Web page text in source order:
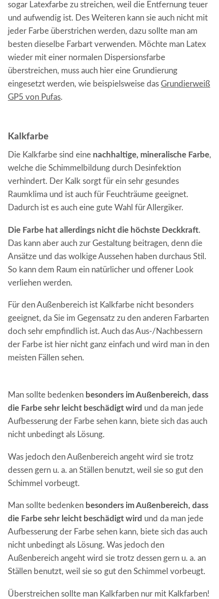
sogar Latexfarbe zu streichen, weil die Entfernung teuer
und aufwendig ist. Des Weiteren kann sie auch nicht mit
jeder Farbe überstrichen werden, dazu sollte man am
besten dieselbe Farbart verwenden. Möchte man Latex
wieder mit einer normalen Dispersionsfarbe
überstreichen, muss auch hier eine Grundierung
eingesetzt werden, wie beispielsweise das Grundierweiß
GP5 von Pufas.
Kalkfarbe
Die Kalkfarbe sind eine nachhaltige, mineralische Farbe,
welche die Schimmelbildung durch Desinfektion
verhindert. Der Kalk sorgt für ein sehr gesundes
Raumklima und ist auch für Feuchträume geeignet.
Dadurch ist es auch eine gute Wahl für Allergiker.
Die Farbe hat allerdings nicht die höchste Deckkraft.
Das kann aber auch zur Gestaltung beitragen, denn die
Ansätze und das wolkige Aussehen haben durchaus Stil.
So kann dem Raum ein natürlicher und offener Look
verliehen werden.
Für den Außenbereich ist Kalkfarbe nicht besonders
geeignet, da Sie im Gegensatz zu den anderen Farbarten
doch sehr empfindlich ist. Auch das Aus-/Nachbessern
der Farbe ist hier nicht ganz einfach und wird man in den
meisten Fällen sehen.
Man sollte bedenken besonders im Außenbereich, dass
die Farbe sehr leicht beschädigt wird und da man jede
Aufbesserung der Farbe sehen kann, biete sich das auch
nicht unbedingt als Lösung.
Was jedoch den Außenbereich angeht wird sie trotz
dessen gern u. a. an Ställen benutzt, weil sie so gut den
Schimmel vorbeugt.
Man sollte bedenken besonders im Außenbereich, dass
die Farbe sehr leicht beschädigt wird und da man jede
Aufbesserung der Farbe sehen kann, biete sich das auch
nicht unbedingt als Lösung. Was jedoch den
Außenbereich angeht wird sie trotz dessen gern u. a. an
Ställen benutzt, weil sie so gut den Schimmel vorbeugt.
Überstreichen sollte man Kalkfarben nur mit Kalkfarben!